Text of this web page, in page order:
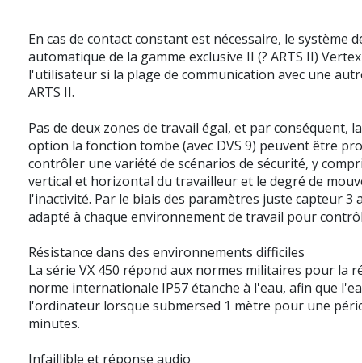
En cas de contact constant est nécessaire, le système
automatique de la gamme exclusive II (? ARTS II)
l'utilisateur si la plage de communication avec une
ARTS II.
Pas de deux zones de travail égal, et par conséquent,
option la fonction tombe (avec DVS 9) peuvent être
contrôler une variété de scénarios de sécurité, y
vertical et horizontal du travailleur et le degré de
l'inactivité. Par le biais des paramètres juste capteur 3
adapté à chaque environnement de travail pour
Résistance dans des environnements difficiles
La série VX 450 répond aux normes militaires pour la
norme internationale IP57 étanche à l'eau, afin que
l'ordinateur lorsque submersed 1 mètre pour une
minutes.
Infaillible et réponse audio